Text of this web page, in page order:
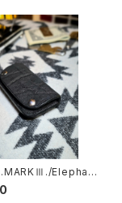
Elephan
Black.Edi